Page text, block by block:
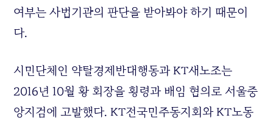
여부는 사법기관의 판단을 받아봐야 하기 때문이
다.
시민단체인 약탈경제반대행동과KT새노조는
2016년 10월 황 회장을 횡령과 배임 혐의로 서울중
앙지검에 고발했다.KT전국민주동지회와KT노동